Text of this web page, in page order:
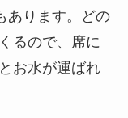
あります。どの
るので、席に
お水が運ばれ